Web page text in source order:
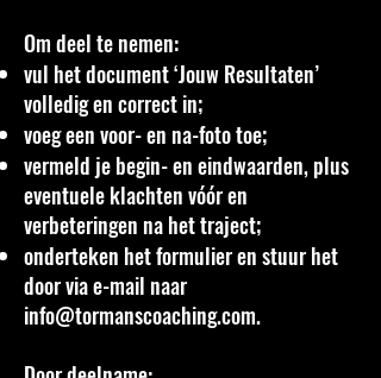
Om deel te nemen:
vul het document ‘Jouw Resultaten’
volledig en correct in;
voeg een voor- en na-foto toe;
vermeld je begin- en eindwaarden, plus
eventuele klachten vóór en
verbeteringen na het traject;
onderteken het formulier en stuur het
door via e-mail naar
info@tormanscoaching.com.